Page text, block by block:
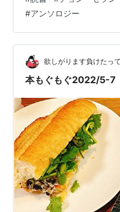
収録作品は以下のとおり
アン・サアット「妻」（
「ポジティブレンガ」（
ト・ルートウィワットウ
冨渉訳 韓麗珠「秘密警察
ャ「穴の中に雪蓮花が咲
#アンソロジー
欲しがります負けたって
本もぐもぐ2022/5-7